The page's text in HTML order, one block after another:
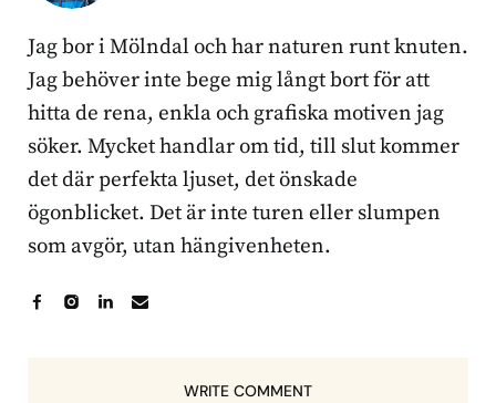
Jag bor i Mölndal och har naturen runt knuten.
Jag behöver inte bege mig långt bort för att
hitta de rena, enkla och grafiska motiven jag
söker. Mycket handlar om tid, till slut kommer
det där perfekta ljuset, det önskade
ögonblicket. Det är inte turen eller slumpen
som avgör, utan hängivenheten.
WRITE COMMENT